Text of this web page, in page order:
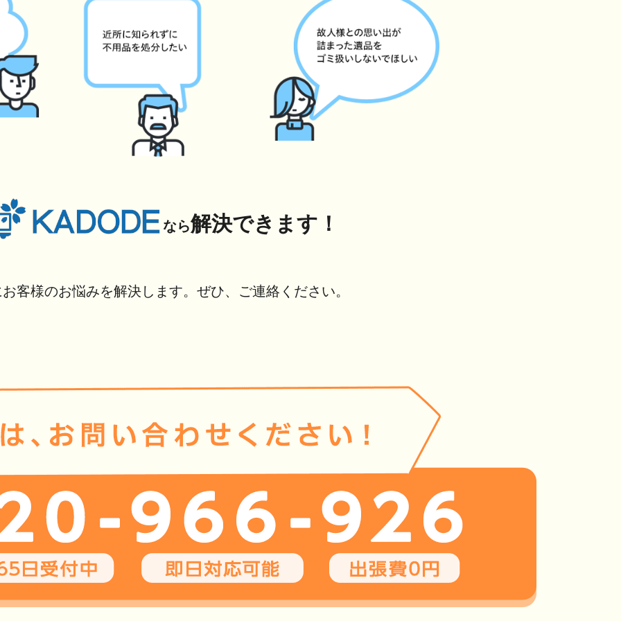
なら解決できます！
客様のお悩みを解決します。ぜひ、ご連絡ください。